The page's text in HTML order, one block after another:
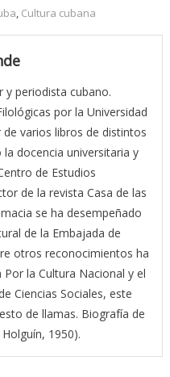
, Cultura cubana
y periodista cubano.
por la Universidad
de varios libros de distintos
docencia universitaria y
de Estudios
de la revista Casa de las
se ha desempeñado
de la Embajada de
otros reconocimientos ha
la Cultura Nacional y el
Ciencias Sociales, este
de llamas. Biografía de
1950).